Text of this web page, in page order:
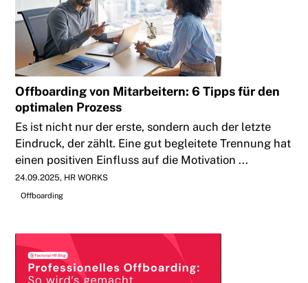
Offboarding von Mitarbeitern: 6 Tipps für den
optimalen Prozess
Es ist nicht nur der erste, sondern auch der letzte
Eindruck, der zählt. Eine gut begleitete Trennung hat
einen positiven Einfluss auf die Motivation ...
24.09.2025 HR WORKS
Offboarding